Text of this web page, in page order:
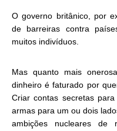
O governo britânico, por
de barreiras contra
muitos indivíduos.
Mas quanto mais
dinheiro é faturado por
Criar contas secretas
armas para um ou dois
ambições nucleares de